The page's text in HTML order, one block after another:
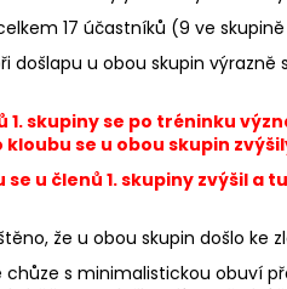
17 účastníků (9 ve skupině
došlapu u obou skupin výrazně
1. skupiny se po tréninku
se u obou skupin
u členů 1. skupiny zvýšil a
že u obou skupin došlo ke
s minimalistickou obuví